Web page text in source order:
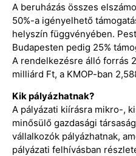
A beruházás összes
50%-a igényelhető
helyszín függvényében.
Budapesten pedig 25%
A rendelkezésre álló forrás
milliárd Ft, a KMOP-ban
Kik pályázhatnak?
A pályázati kiírásra mikro-,
minősülő gazdasági
vállalkozók pályázhatnak,
pályázati felhívásban